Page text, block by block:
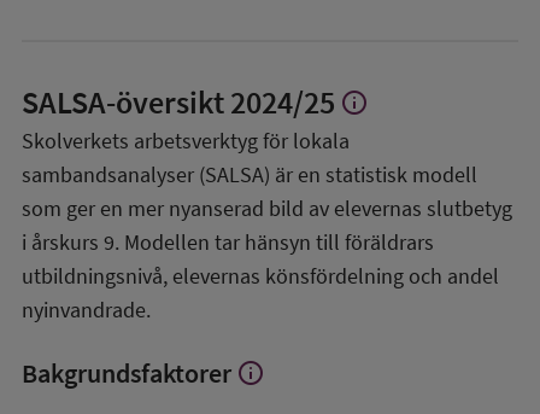
SALSA-översikt2024/25 Visa
om
SALSA-
översikt
info
Skolverkets arbetsverktyg för lokala
sambandsanalyser (SALSA) är en statistisk modell
som ger en mer nyanserad bild av elevernas slutbetyg
i årskurs 9. Modellen tar hänsyn till föräldrars
utbildningsnivå, elevernas könsfördelning och andel
nyinvandrade.
Bakgrundsfaktorer Visa
info